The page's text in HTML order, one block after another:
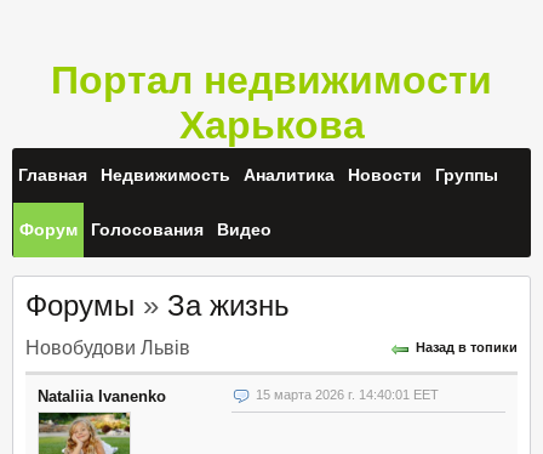
Портал недвижимости
Харькова
Главная Недвижимость Аналитика Новости Группы
Форум Голосования Видео
Форумы » За жизнь
Назад в топики
Новобудови Львів
Nataliia Ivanenko 15 марта 2026 г. 14:40:01 EET